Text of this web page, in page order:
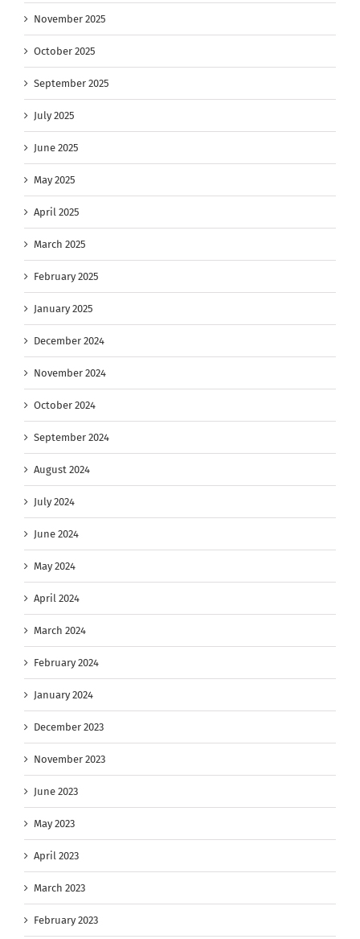
November 2025
October 2025
September 2025
July 2025
June 2025
May 2025
April 2025
March 2025
February 2025
January 2025
December 2024
November 2024
October 2024
September 2024
August 2024
July 2024
June 2024
May 2024
April 2024
March 2024
February 2024
January 2024
December 2023
November 2023
June 2023
May 2023
April 2023
March 2023
February 2023